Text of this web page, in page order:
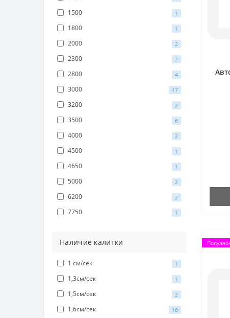
1500 1
1800 1
2000 2
2300 2
2800 4
3000 17
3200 2
3500 6
4000 2
4500 1
4650 1
5000 2
6200 2
7750 1
Наличие калитки
1 см/сек 1
1,3см/сек 1
1,5см/сек 2
1,6см/сек 16